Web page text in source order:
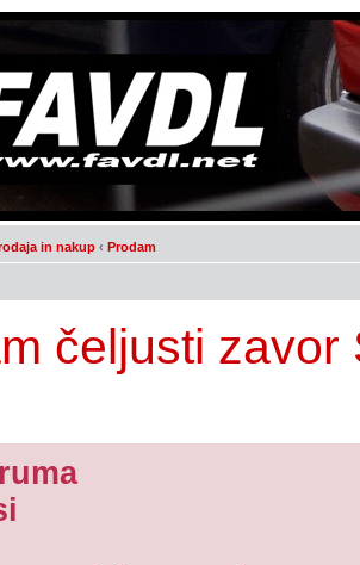
in nakup ‹ Prodam
čeljusti